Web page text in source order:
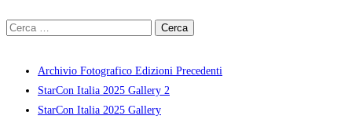
Ricerca
Archivio Fotografico Edizioni Precedenti
StarCon Italia 2025 Gallery 2
StarCon Italia 2025 Gallery